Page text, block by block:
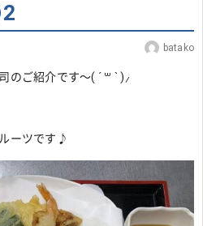
batako
ご紹介です～( ´ ꒳ ` )⸝
ーツです♪